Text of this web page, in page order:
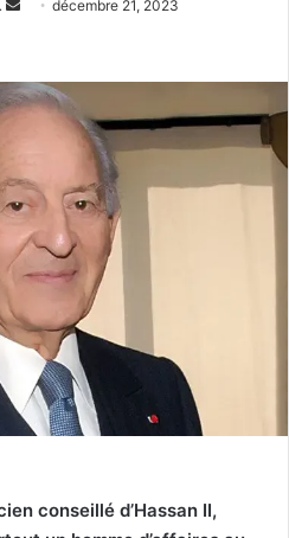
Follow
Envoyerdécembre 21, 2023
conseillé d’Hassan II,